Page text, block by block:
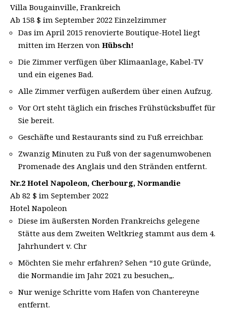
Villa Bougainville, Frankreich
Ab 158 $ im September 2022 Einzelzimmer
Das im April 2015 renovierte Boutique-Hotel liegt
mitten im Herzen von Hübsch!
Die Zimmer verfügen über Klimaanlage, Kabel-TV
und ein eigenes Bad.
Alle Zimmer verfügen außerdem über einen Aufzug.
Vor Ort steht täglich ein frisches Frühstücksbuffet für
Sie bereit.
Geschäfte und Restaurants sind zu Fuß erreichbar.
Zwanzig Minuten zu Fuß von der sagenumwobenen
Promenade des Anglais und den Stränden entfernt.
Nr.2 Hotel Napoleon, Cherbourg, Normandie
Ab 82 $ im September 2022
Hotel Napoleon
Diese im äußersten Norden Frankreichs gelegene
Stätte aus dem Zweiten Weltkrieg stammt aus dem 4.
Jahrhundert v. Chr
Möchten Sie mehr erfahren? Sehen “10 gute Gründe,
die Normandie im Jahr 2021 zu besuchen„.
Nur wenige Schritte vom Hafen von Chantereyne
entfernt.